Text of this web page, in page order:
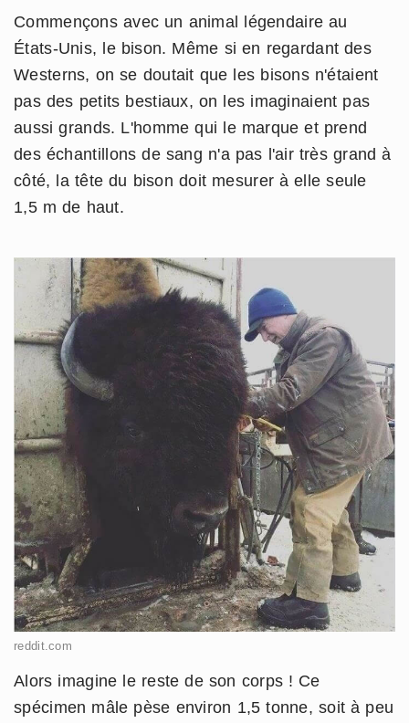
Commençons avec un animal légendaire au
États-Unis, le bison. Même si en regardant des
Westerns, on se doutait que les bisons n'étaient
pas des petits bestiaux, on les imaginaient pas
aussi grands. L'homme qui le marque et prend
des échantillons de sang n'a pas l'air très grand à
côté, la tête du bison doit mesurer à elle seule
1,5 m de haut.
reddit.com
Alors imagine le reste de son corps ! Ce
spécimen mâle pèse environ 1,5 tonne, soit à peu